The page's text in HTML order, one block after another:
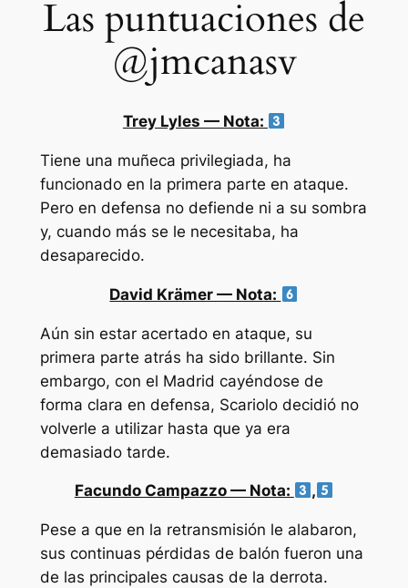
Las puntuaciones de
@jmcanasv
Trey Lyles — Nota:
Tiene una muñeca privilegiada, ha
funcionado en la primera parte en ataque.
Pero en defensa no defiende ni a su sombra
y, cuando más se le necesitaba, ha
desaparecido.
David Krämer — Nota:
Aún sin estar acertado en ataque, su
primera parte atrás ha sido brillante. Sin
embargo, con el Madrid cayéndose de
forma clara en defensa, Scariolo decidió no
volverle a utilizar hasta que ya era
demasiado tarde.
Facundo Campazzo — Nota: ,
Pese a que en la retransmisión le alabaron,
sus continuas pérdidas de balón fueron una
de las principales causas de la derrota.